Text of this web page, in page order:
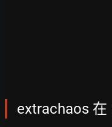
extrachaos 在